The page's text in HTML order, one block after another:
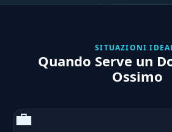
SITUAZIONI
Quando Serve un
Ossimo
💼